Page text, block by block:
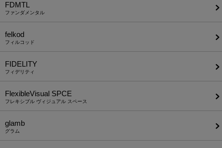
FDMTL
ファンダメンタル
felkod
フィルコッド
FIDELITY
フィデリティ
FlexibleVisual SPCE
フレキシブル ヴィジュアル スペース
glamb
グラム